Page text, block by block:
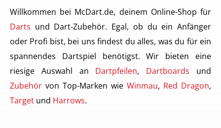
Willkommen bei McDart.de, deinem Online-Shop für
Darts und Dart-Zubehör. Egal, ob du ein Anfänger
oder Profi bist, bei uns findest du alles, was du für ein
spannendes Dartspiel benötigst. Wir bieten eine
riesige Auswahl an Dartpfeilen, Dartboards und
Zubehör von Top-Marken wie Winmau, Red Dragon,
Target und Harrows.